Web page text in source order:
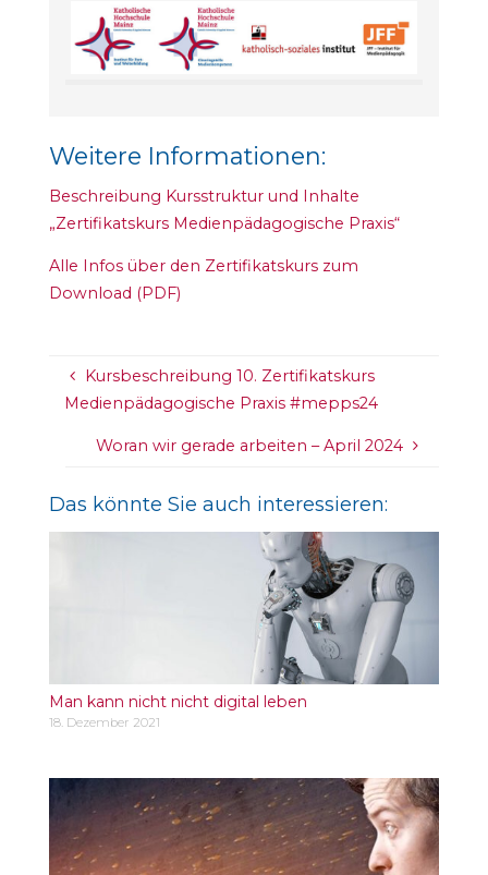
Weitere Informationen:
Beschreibung Kursstruktur und Inhalte
„Zertifikatskurs Medienpädagogische Praxis“
Alle Infos über den Zertifikatskurs zum
Download (PDF)
Kursbeschreibung 10. Zertifikatskurs
Medienpädagogische Praxis #mepps24
Woran wir gerade arbeiten – April 2024
Das könnte Sie auch interessieren:
Man kann nicht nicht digital leben
18. Dezember 2021